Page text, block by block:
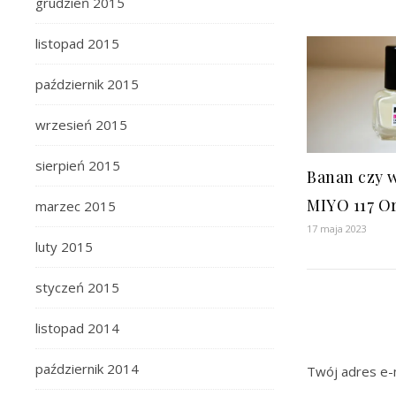
listopad 2015
październik 2015
wrzesień 2015
sierpień 2015
marzec 2015
luty 2015
styczeń 2015
listopad 2014
październik 2014
Banan czy
MIYO 117
17 maja 2023
Twój adres e-